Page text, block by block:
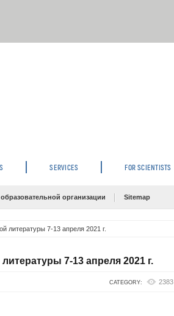
SERVICES FOR SCIENTISTS
организации Sitemap
литературы 7-13 апреля 2021 г.
7-13 апреля 2021 г.
CATEGORY: 2383